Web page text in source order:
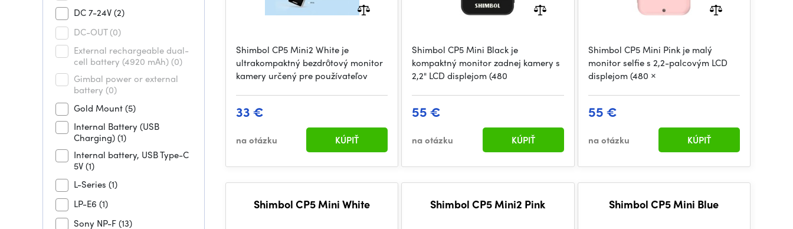
DC 7-24V(2)
DC-OUT(0)
External rechargeable dual-
cell battery (4920 mAh) (0)
Gimbal power or external
battery (0)
Gold Mount(5)
Internal Battery (USB
Charging)(1)
Internal battery, USB Type-C
5V(1)
L-Series (1)
LP-E6 (1)
Sony NP-F(13)
Shimbol CP5 Mini2 White je
ultrakompaktný bezdrôtový monitor
kamery určený pre používateľov
33 €
na otázku KÚPIŤ
Shimbol CP5 Mini Black je
kompaktný monitor zadnej kamery s
2,2" LCD displejom (480
55 €
na otázku KÚPIŤ
Shimbol CP5 Mini Pink je malý
monitor selfie s 2,2-palcovým LCD
displejom (480 ×
55 €
na otázku KÚPIŤ
Shimbol CP5 Mini White Shimbol CP5 Mini2 Pink Shimbol CP5 Mini Blue